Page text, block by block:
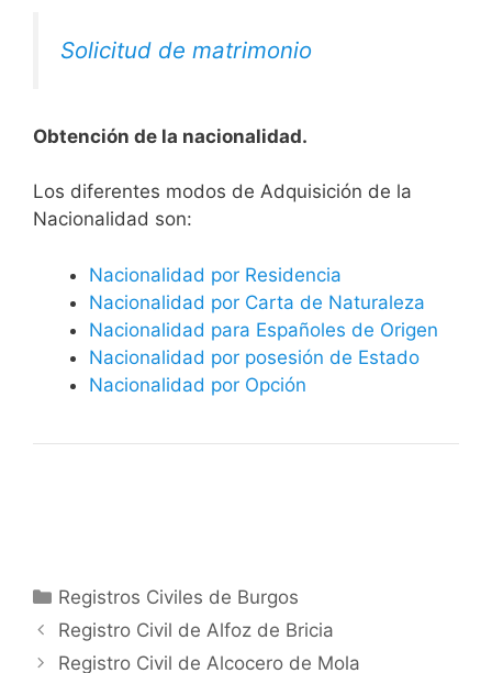
Solicitud de matrimonio
Obtención de la nacionalidad.
​​​Los diferentes modos de Adquisición de la
Nacionalidad son:
Nacionalidad por Residencia
Nacionalidad por Carta de Naturaleza
Nacionalidad para Españoles de Origen
Nacionalidad por posesión de Estado
Nacionalidad por Opción
Categorías
Registros Civiles de Burgos
Registro Civil de Alfoz de Bricia
Registro Civil de Alcocero de Mola